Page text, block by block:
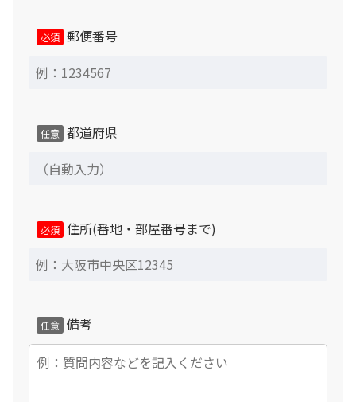
必須 郵便番号
任意 都道府県
必須 住所(番地・部屋番号まで)
任意 備考